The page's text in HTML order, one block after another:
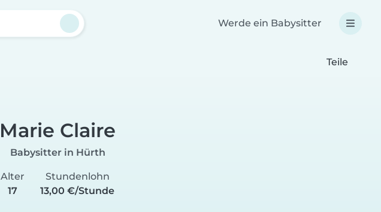
Werde ein Babysitter
Teile
Marie Claire
Babysitter in Hürth
Alter
17
Stundenlohn
13,00 €/Stunde